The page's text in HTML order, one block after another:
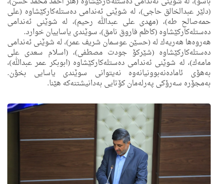
(دلێر عبدالخالق حاجی)، لە شوێنی ئەندامی دەستلەكاركێشاوە (علی
حمەصالح طه)، (مهدی علی عبدالله رحیم)، لە شوێنی ئەندامی
دەستلەكاركێشاوە (كاظم فاروق نامق)، سوێندی یاساییان خوارد.
هه‌روه‌ها هه‌ریه‌ك له‌ (حسێن عوسمان شریف عمر)، لە شوێنی ئەندامی
دەستلەكاركێشاوە (شێركۆ جودت مصطفی)، (اسلام سعدی علی
مامەك)، لە شوێنی ئەندامی دەستلەكاركێشاوە (ابوبكر عمر عبدالله)،
به‌هۆی ئاماده‌نه‌بوونیانه‌وه‌ نه‌یتوانی سوێندی یاسایی بخۆن.
بەمجۆرە سەرۆکی پەرلەمان کۆتایی بەدانیشتنەکە ھێنا.